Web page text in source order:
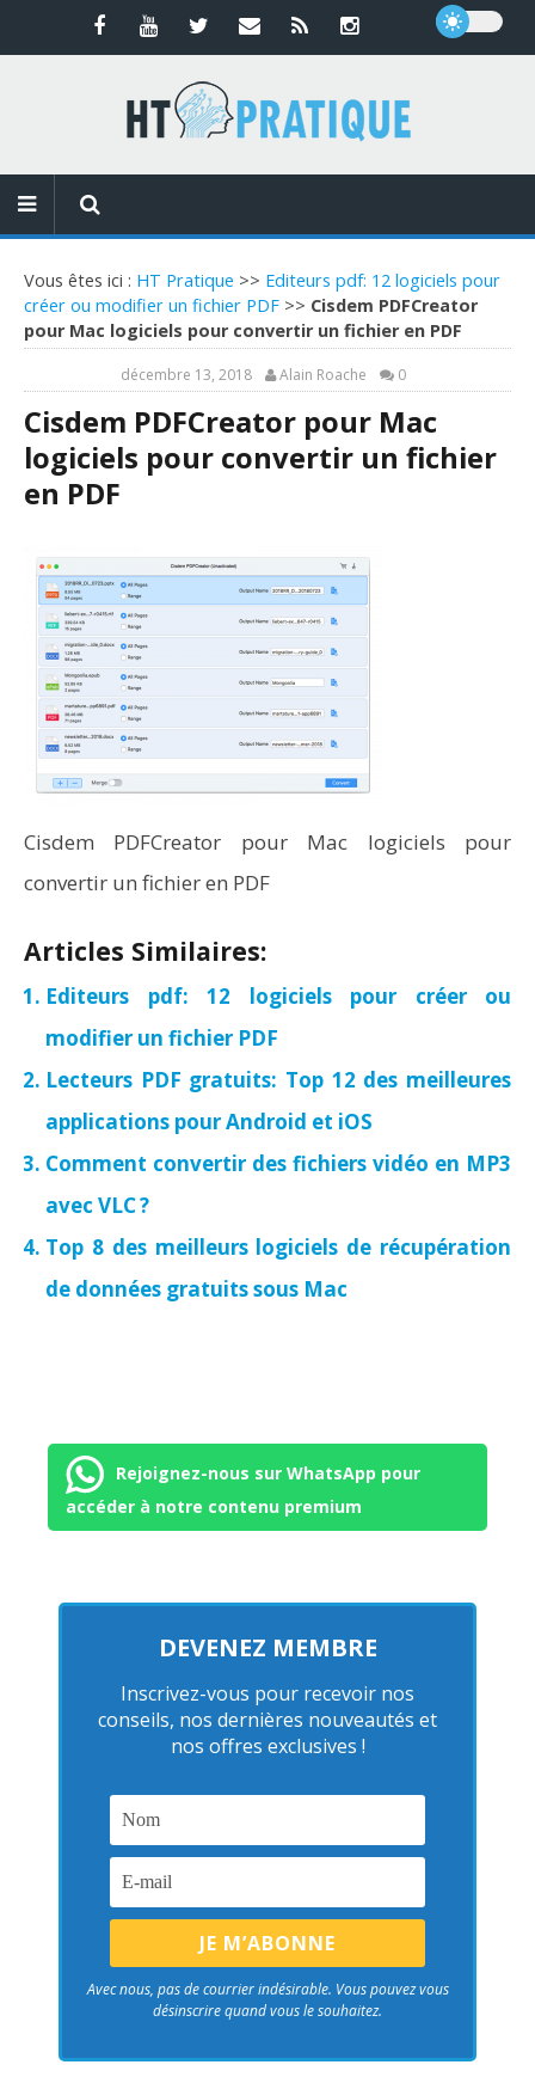
Vous êtes ici : HT Pratique >> Editeurs pdf: 12 logiciels pour
créer ou modifier un fichier PDF >> Cisdem PDFCreator
pour Mac logiciels pour convertir un fichier en PDF
décembre 13, 2018 Alain Roache 0
Cisdem PDFCreator pour Mac
logiciels pour convertir un fichier
en PDF
Cisdem PDFCreator pour Mac logiciels pour
convertir un fichier en PDF
Articles Similaires:
Editeurs pdf: 12 logiciels pour créer ou
modifier un fichier PDF
Lecteurs PDF gratuits: Top 12 des meilleures
applications pour Android et iOS
Comment convertir des fichiers vidéo en MP3
avec VLC ?
Top 8 des meilleurs logiciels de récupération
de données gratuits sous Mac
Rejoignez-nous sur WhatsApp pour
accéder à notre contenu premium
DEVENEZ MEMBRE
Inscrivez-vous pour recevoir nos
conseils, nos dernières nouveautés et
nos offres exclusives !
Avec nous, pas de courrier indésirable. Vous pouvez vous
désinscrire quand vous le souhaitez.